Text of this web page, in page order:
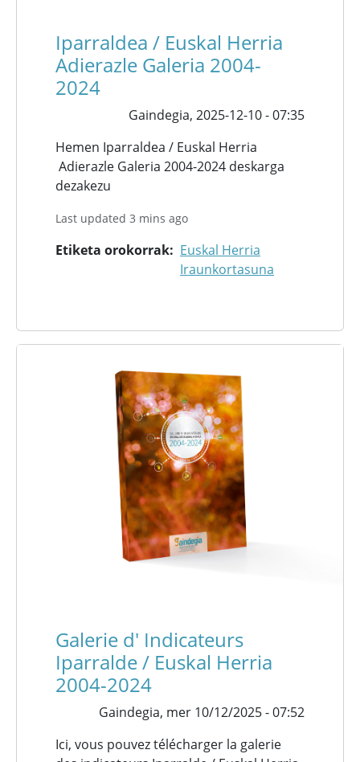
Iparraldea / Euskal Herria
Adierazle Galeria 2004-
2024
Gaindegia, 2025-12-10 - 07:35
Hemen Iparraldea / Euskal Herria
Adierazle Galeria 2004-2024 deskarga
dezakezu
Last updated 3 mins ago
Etiketa orokorrak
Euskal Herria
Iraunkortasuna
Galerie d' Indicateurs
Iparralde / Euskal Herria
2004-2024
Gaindegia, mer 10/12/2025 - 07:52
Ici, vous pouvez télécharger la galerie